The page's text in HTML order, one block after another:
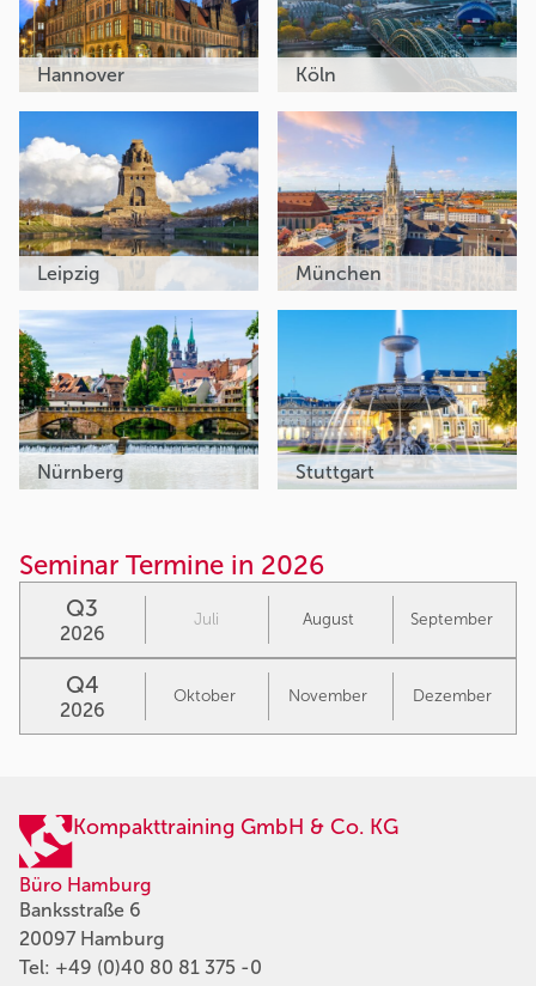
Hannover Köln
Leipzig München
Nürnberg Stuttgart
Seminar Termine in 2026
Q3
2026
Juli August September
Q4
2026
Oktober November Dezember
Kompakttraining GmbH & Co. KG
Büro Hamburg
Banksstraße 6
20097 Hamburg
Tel: +49 (0)40 80 81 375 -0